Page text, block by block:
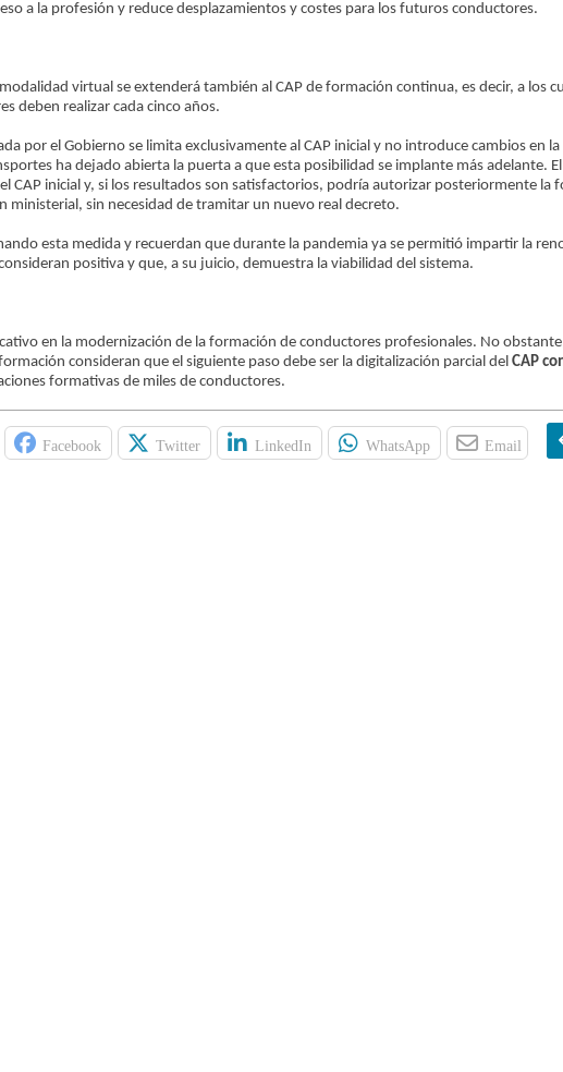
a la profesión y reduce desplazamientos y costes para los futuros conductores.
virtual se extenderá también al CAP de formación continua, es decir, a los
deben realizar cada cinco años.
por el Gobierno se limita exclusivamente al CAP inicial y no introduce cambios en la
ha dejado abierta la puerta a que esta posibilidad se implante más adelante.
CAP inicial y, si los resultados son satisfactorios, podría autorizar posteriormente la
ministerial, sin necesidad de tramitar un nuevo real decreto.
esta medida y recuerdan que durante la pandemia ya se permitió impartir la
positiva y que, a su juicio, demuestra la viabilidad del sistema.
en la modernización de la formación de conductores profesionales. No
consideran que el siguiente paso debe ser la digitalización parcial del CAP
formativas de miles de conductores.
Facebook Twitter LinkedIn WhatsApp Email